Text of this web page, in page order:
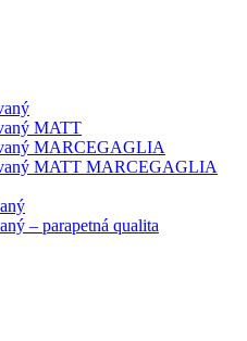
MATT
MARCEGAGLIA
MATT MARCEGAGLIA
– parapetná qualita